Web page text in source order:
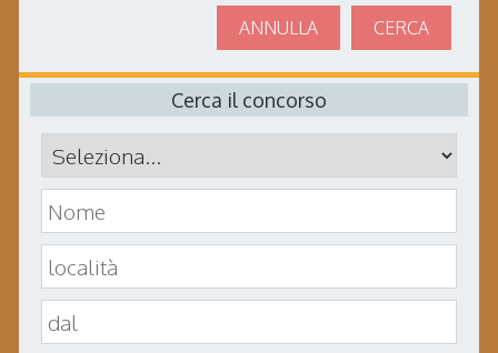
CERCA
ANNULLA
Cerca il concorso